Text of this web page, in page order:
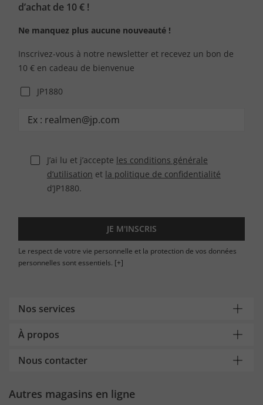
d’achat de 10 € !
Ne manquez plus aucune nouveauté !
Inscrivez-vous à notre newsletter et recevez un bon de
10 € en cadeau de bienvenue
JP1880
J’ai lu et j’accepte les conditions générale
d’utilisation et la politique de confidentialité
d’JP1880.
JE M'INSCRIS
Le respect de votre vie personnelle et la protection de vos données
personnelles sont essentiels. [+]
Nos services
À propos
Nous contacter
Autres magasins en ligne